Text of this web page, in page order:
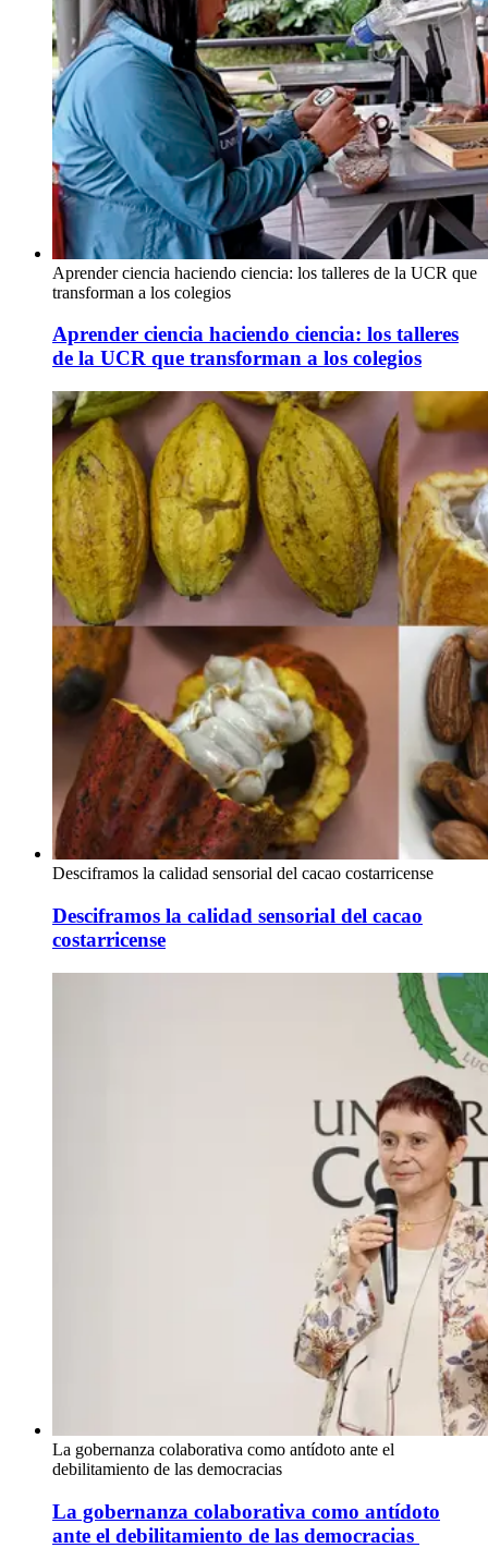
Aprender ciencia haciendo ciencia: los talleres de la UCR que
transforman a los colegios
Aprender ciencia haciendo ciencia: los talleres
de la UCR que transforman a los colegios
Desciframos la calidad sensorial del cacao costarricense
Desciframos la calidad sensorial del cacao
costarricense
La gobernanza colaborativa como antídoto ante el
debilitamiento de las democracias
La gobernanza colaborativa como antídoto
ante el debilitamiento de las democracias